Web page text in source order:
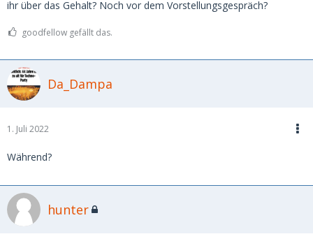
ihr über das Gehalt? Noch vor dem Vorstellungsgespräch?
goodfellow gefällt das.
Da_Dampa
1. Juli 2022
Während?
hunter